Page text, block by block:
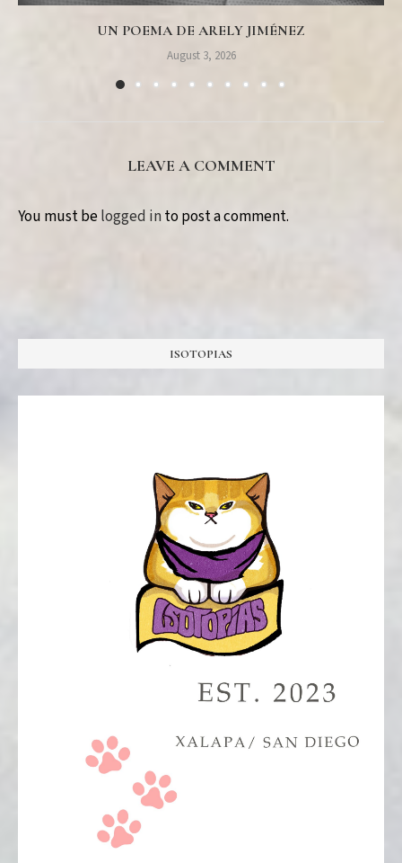
UN POEMA DE ARELY JIMÉNEZ
August 3, 2026
LEAVE A COMMENT
You must belogged in to post a comment.
ISOTOPIAS